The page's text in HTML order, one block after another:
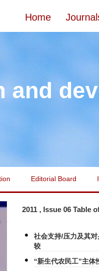
Home
and
Editorial Board
2011 , Issue 06 Table
社会支持/压力及其
较
“新生代农民工”主